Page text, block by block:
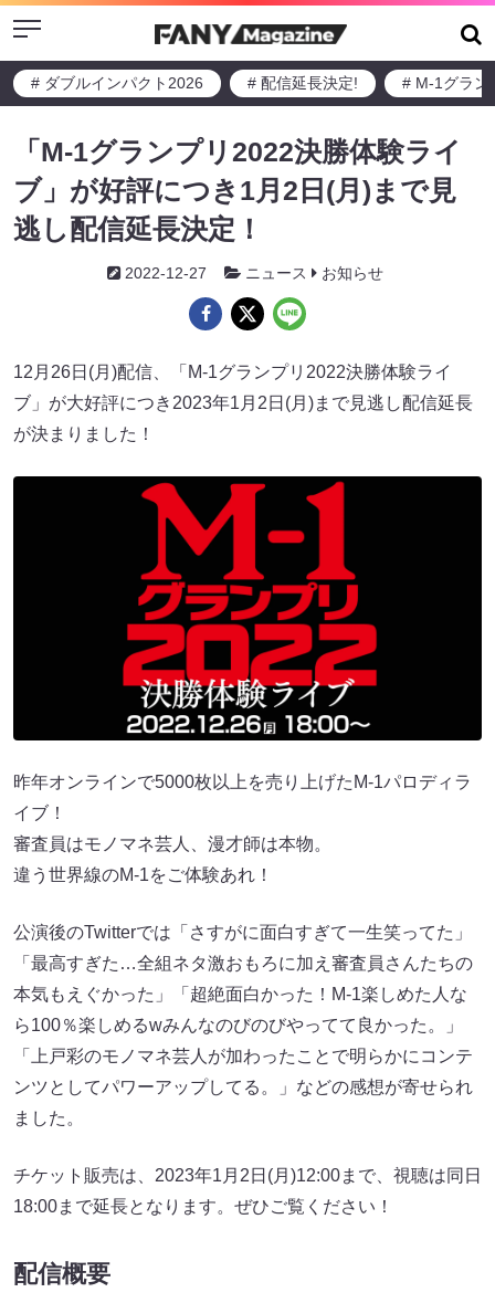
Menu
# ダブルインパクト2026 # 配信延長決定! # M-1グラン
「M-1グランプリ2022決勝体験ライ
ブ」が好評につき1月2日(月)まで見
逃し配信延長決定！
2022-12-27 ニュース お知らせ
12月26日(月)配信、「M-1グランプリ2022決勝体験ライ
ブ」が大好評につき2023年1月2日(月)まで見逃し配信延長
が決まりました！
昨年オンラインで5000枚以上を売り上げたM-1パロディラ
イブ！
審査員はモノマネ芸人、漫才師は本物。
違う世界線のM-1をご体験あれ！
公演後のTwitterでは「さすがに面白すぎて一生笑ってた」
「最高すぎた…全組ネタ激おもろに加え審査員さんたちの
本気もえぐかった」「超絶面白かった！M-1楽しめた人な
ら100％楽しめるwみんなのびのびやってて良かった。」
「上戸彩のモノマネ芸人が加わったことで明らかにコンテ
ンツとしてパワーアップしてる。」などの感想が寄せられ
ました。
チケット販売は、2023年1月2日(月)12:00まで、視聴は同日
18:00まで延長となります。ぜひご覧ください！
配信概要